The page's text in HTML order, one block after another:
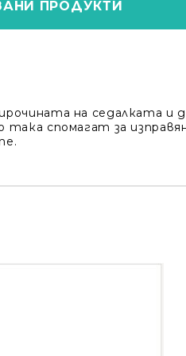
ПРОДУКТИ
на седалката
спомагат за